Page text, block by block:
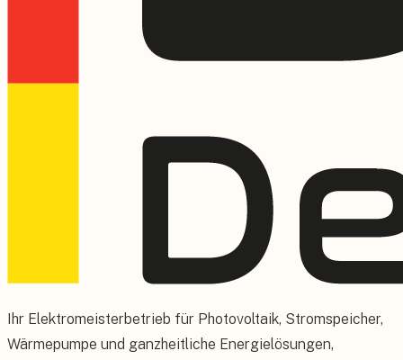
Ihr Elektromeisterbetrieb für Photovoltaik, Stromspeicher,
Wärmepumpe und ganzheitliche Energielösungen,